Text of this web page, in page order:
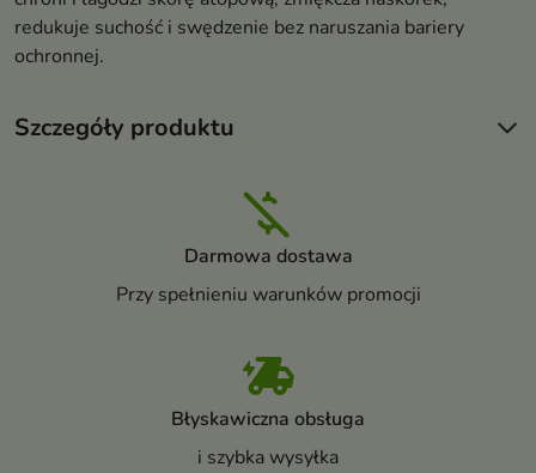
redukuje suchość i swędzenie bez naruszania bariery
ochronnej.
Szczegóły produktu
Darmowa dostawa
Przy spełnieniu warunków promocji
Błyskawiczna obsługa
i szybka wysyłka